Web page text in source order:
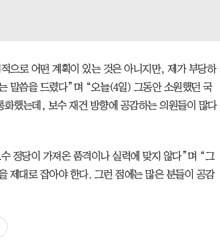
으로 어떤 계획이 있는 것은 아니지만, 제가 부당하
말씀을 드렸다”며 “오늘(4일) 그동안 소원했던 국
화했는데, 보수 재건 방향에 공감하는 의원들이 많다
정당이 가져온 품격이나 실력에 맞지 않다”며 “그
제대로 잡아야 한다. 그런 점에는 많은 분들이 공감